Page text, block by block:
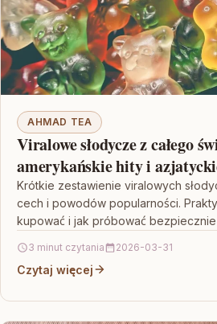
AHMAD TEA
Viralowe słodycze z całego
amerykańskie hity i
Krótkie zestawienie viralowych
cech i powodów popularności.
kupować i jak próbować
3 minut czytania 2026-03-31
Czytaj więcej